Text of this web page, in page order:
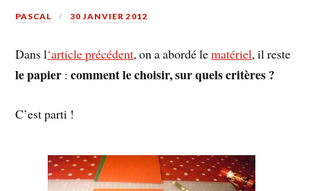
PASCAL 30 JANVIER 2012
Dans l‘article précédent, on a abordé lematériel, il reste
le papier :comment le choisir, sur quels critères ?
C’est parti !